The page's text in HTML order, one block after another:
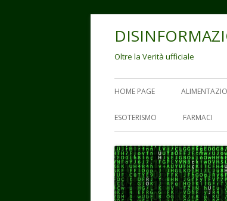
Oltre la Verità ufficiale
Menu
principale
HOME PAGE
ESOTERISMO FARMACI